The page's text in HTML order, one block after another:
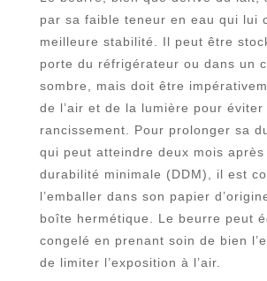
par sa faible teneur en eau qui lui
meilleure stabilité. Il peut être
porte du réfrigérateur ou dans un
sombre, mais doit être
de l’air et de la lumière pour éviter
rancissement. Pour prolonger sa
qui peut atteindre deux mois
durabilité minimale (DDM), il est
l’emballer dans son papier
boîte hermétique. Le beurre peut
congelé en prenant soin de bien
de limiter l’exposition à l’air.